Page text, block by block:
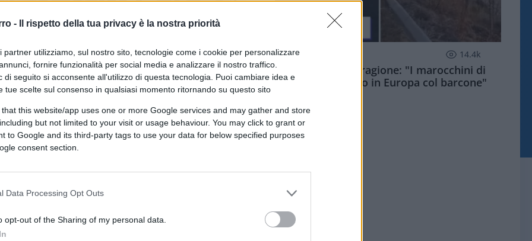
- Il rispetto della tua privacy è la nostra priorità
partner utilizziamo, sul nostro sito, tecnologie come i cookie per personalizzare
fornire funzionalità per social media e analizzare il nostro traffico.
di seguito si acconsente all'utilizzo di questa tecnologia. Puoi cambiare idea e
tue scelte sul consenso in qualsiasi momento ritornando su questo sito
that this website/app uses one or more Google services and may gather and store
but not limited to your visit or usage behaviour. You may click to grant or
to Google and its third-party tags to use your data for below specified purposes
consent section.
Data Processing Opt Outs
opt-out of the Sharing of my personal data.
tramite Canva.com
CLICCA QUI
ESTERI 14.4k
Meloni aveva ragione: "I marocchini di
Ceuta sbarcano in Europa col barcone"